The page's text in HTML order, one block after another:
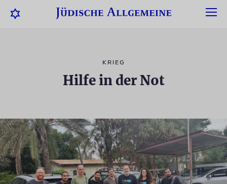
KRIEG
Hilfe in der Not